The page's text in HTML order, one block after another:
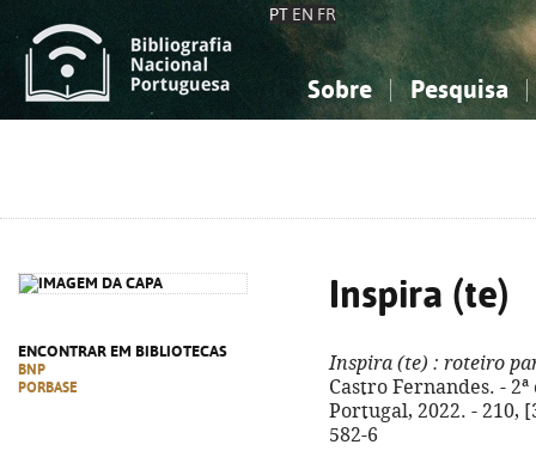
PT EN FR
Sobre Pesquisa
ENCONTRAR EM BIBLIOTECAS
BNP
PORBASE
Inspira (te)
Inspira (te) : roteiro
Castro Fernandes. -
Portugal, 2022. - 210,
582-6